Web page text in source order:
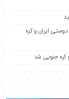
ایران و کره
کره جنوبی شد